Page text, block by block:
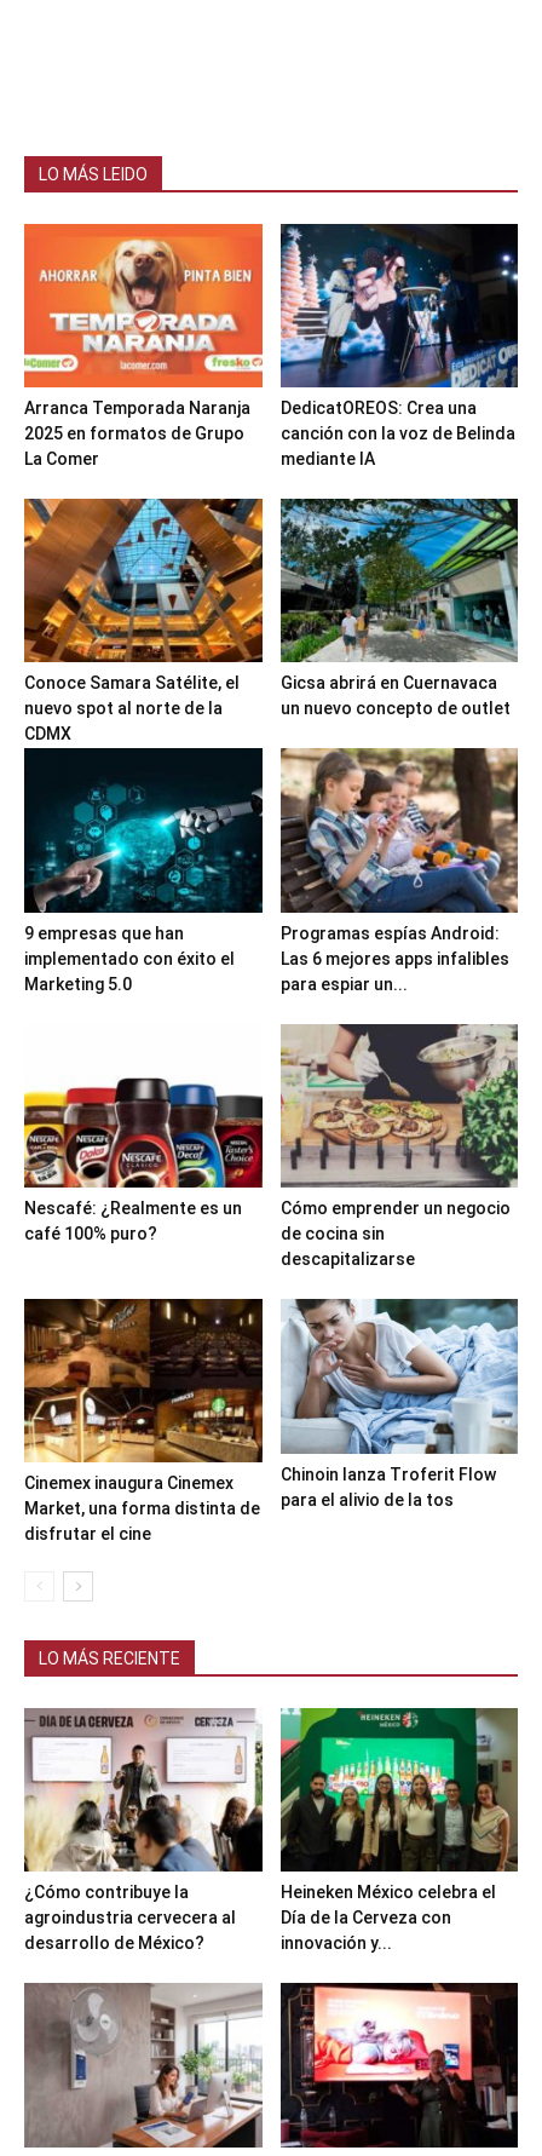
LO MÁS LEIDO
Arranca Temporada Naranja
2025 en formatos de Grupo
La Comer
DedicatOREOS: Crea una
canción con la voz de Belinda
mediante IA
Conoce Samara Satélite, el
nuevo spot al norte de la
CDMX
Gicsa abrirá en Cuernavaca
un nuevo concepto de outlet
9 empresas que han
implementado con éxito el
Marketing 5.0
Programas espías Android:
Las 6 mejores apps infalibles
para espiar un...
Nescafé: ¿Realmente es un
café 100% puro?
Cómo emprender un negocio
de cocina sin
descapitalizarse
Cinemex inaugura Cinemex
Market, una forma distinta de
disfrutar el cine
Chinoin lanza Troferit Flow
para el alivio de la tos
LO MÁS RECIENTE
¿Cómo contribuye la
agroindustria cervecera al
desarrollo de México?
Heineken México celebra el
Día de la Cerveza con
innovación y...